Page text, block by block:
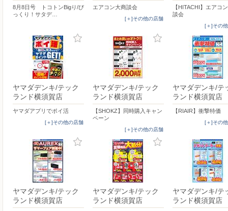
8月8日号 トコトンBigり/び
っくり！サタデ…
エアコン大商談会
[＋]その他の店舗
【HITACHI】エアコ
談会
[＋]その
ヤマダデンキ/テック
ランド横須賀店
ヤマダアプリでポイ活
[＋]その他の店舗
ヤマダデンキ/テック
ランド横須賀店
【SHOKZ】同時購入キャン
ペーン
[＋]その他の店舗
ヤマダデンキ/テ
ランド横須賀店
【RIAIR】衝撃特価
[＋]その
ヤマダデンキ/テック
ランド横須賀店
ヤマダデンキ/テック
ランド横須賀店
ヤマダデンキ/テ
ランド横須賀店